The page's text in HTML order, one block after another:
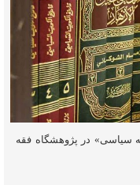
سیاسی» در پژوهشگاه فقه